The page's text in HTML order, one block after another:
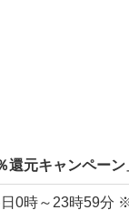
元キャンペーン
0時～23時59分